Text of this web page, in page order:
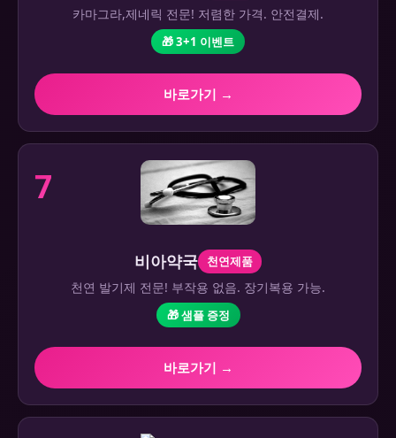
카마그라,제네릭 전문! 저렴한 가격. 안전결제.
🎁 3+1 이벤트
바로가기 →
7
비아약국 천연제품
천연 발기제 전문! 부작용 없음. 장기복용 가능.
🎁 샘플 증정
바로가기 →